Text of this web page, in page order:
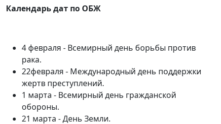
Календарь дат по ОБЖ
4 февраля - Всемирный день борьбы против
рака.
22февраля - Международный день поддержки
жертв преступлений.
1 марта - Всемирный день гражданской
обороны.
21 марта - День Земли.